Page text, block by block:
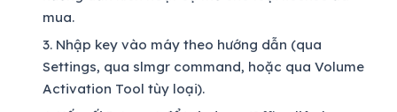
mua.
Nhập key vào máy theo hướng dẫn (qua
Settings, qua slmgr command, hoặc qua Volume
Activation Tool tùy loại).